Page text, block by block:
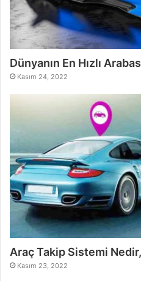
Dünyanın En Hızlı
Kasım 24, 2022
Araç Takip Sistemi
Kasım 23, 2022